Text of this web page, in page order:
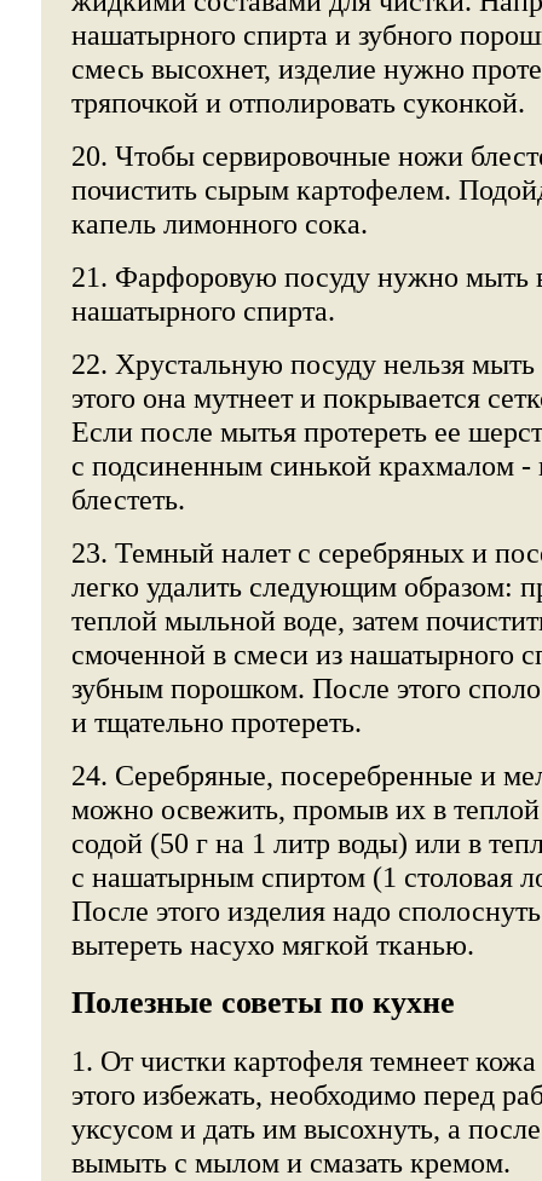
нашатырного спирта и зубного
смесь высохнет, изделие нужно
тряпочкой и отполировать суконкой.
20. Чтобы сервировочные ножи
почистить сырым картофелем.
капель лимонного сока.
21. Фарфоровую посуду нужно мыть
нашатырного спирта.
22. Хрустальную посуду нельзя мыть
этого она мутнеет и покрывается
Если после мытья протереть ее
с подсиненным синькой крахмалом -
блестеть.
23. Темный налет с серебряных и
легко удалить следующим образом:
теплой мыльной воде, затем
смоченной в смеси из нашатырного
зубным порошком. После этого
и тщательно протереть.
24. Серебряные, посеребренные и
можно освежить, промыв их в теплой
содой (50 г на 1 литр воды) или в
с нашатырным спиртом (1 столовая
После этого изделия надо
вытереть насухо мягкой тканью.
Полезные советы по кухне
1. От чистки картофеля темнеет
этого избежать, необходимо перед
уксусом и дать им высохнуть, а
вымыть с мылом и смазать кремом.